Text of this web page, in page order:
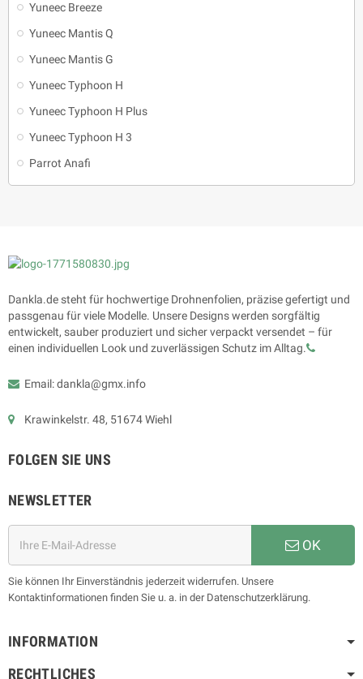
Yuneec Breeze
Yuneec Mantis Q
Yuneec Mantis G
Yuneec Typhoon H
Yuneec Typhoon H Plus
Yuneec Typhoon H 3
Parrot Anafi
Dankla.de steht für hochwertige Drohnenfolien, präzise gefertigt und
passgenau für viele Modelle. Unsere Designs werden sorgfältig
entwickelt, sauber produziert und sicher verpackt versendet – für
einen individuellen Look und zuverlässigen Schutz im Alltag.
Email: dankla@gmx.info
Krawinkelstr. 48, 51674 Wiehl
FOLGEN SIE UNS
NEWSLETTER
OK
Sie können Ihr Einverständnis jederzeit widerrufen. Unsere
Kontaktinformationen finden Sie u. a. in der Datenschutzerklärung.
INFORMATION
RECHTLICHES